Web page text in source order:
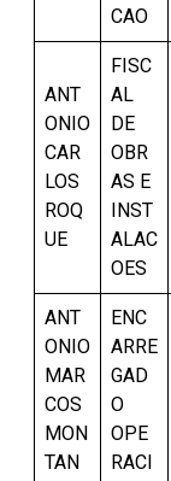
CAO
ANT
ONIO
CAR
LOS
ROQ
UE
FISC
AL
DE
OBR
AS E
INST
ALAC
OES
ANT
ONIO
MAR
COS
MON
TAN
ENC
ARRE
GAD
O
OPE
RACI